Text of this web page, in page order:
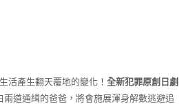
活產生翻天覆地的變化！ 全新犯罪原創日劇
兩道通緝的爸爸， 將會施展渾身解數逃避追